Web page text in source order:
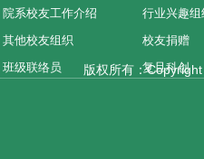
院系校友工作介绍
其他校友组织
班级联络员
行业兴趣组
校友捐赠
复旦科创
版权所有：